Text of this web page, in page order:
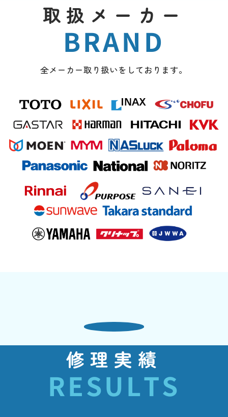
取扱メーカー
BRAND
全メーカー取り扱いをしております。
修理実績
RESULTS